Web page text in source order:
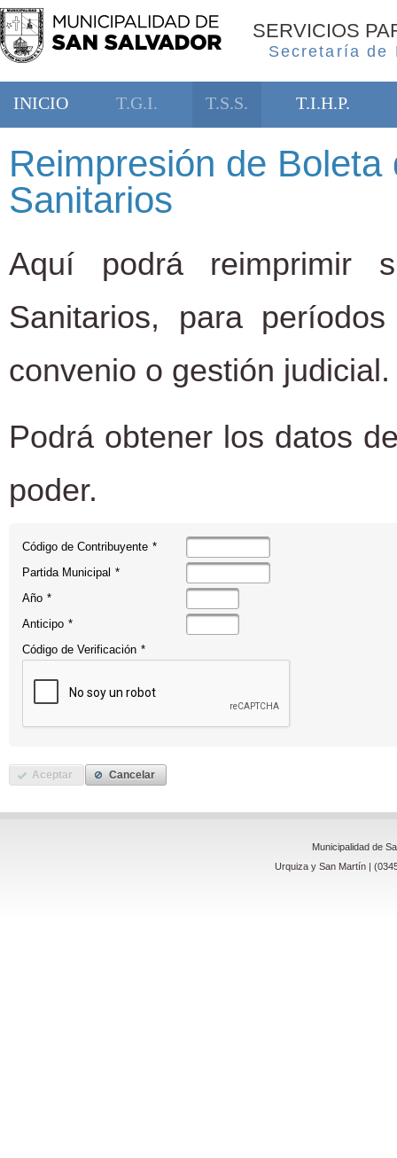
SERVICIOS
Secretaría de
INICIO T.G.I. T.S.S. T.I.H.P.
Reimpresión de
Sanitarios
Aquí podrá reimprimir
Sanitarios, para
convenio o gestión judicial.
Podrá obtener los datos
poder.
Código de Contribuyente *
Partida Municipal *
Año *
Anticipo *
Código de Verificación *
Aceptar Cancelar
Municipalidad de
Urquiza y San Martín |